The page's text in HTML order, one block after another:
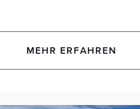
MEHR ERFAHREN